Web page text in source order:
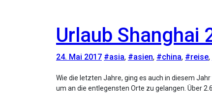
Urlaub Shanghai
24. Mai 2017 #asia, #asien, #china, #reise,
Wie die letzten Jahre, ging es auch in diesem Jahr für einen Monat nach Shanghai, China. Das Metro Netz wurde komplett ausgenutzt und viele Stunden habe ich dort verbracht
um an die entlegensten Orte zu gelangen. Über